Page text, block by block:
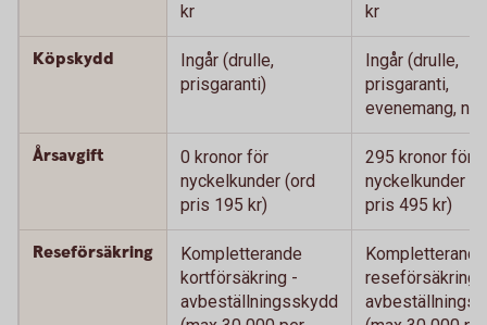
kr
kr
Köpskydd
Ingår (drulle,
prisgaranti)
Ingår (drulle,
prisgaranti,
evenemang,
Årsavgift
0 kronor för
nyckelkunder (ord
pris 195 kr)
295 kronor för
nyckelkunder
pris 495 kr)
Reseförsäkring
Kompletterande
kortförsäkring -
avbeställningsskydd
Kompletterande
reseförsäkring -